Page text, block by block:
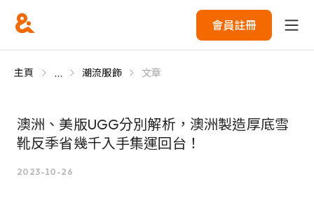
會員註冊
主頁 ... 潮流服飾 文章
澳洲、美版UGG分別解析，澳洲製造厚底雪
靴反季省幾千入手集運回台！
2023-10-26